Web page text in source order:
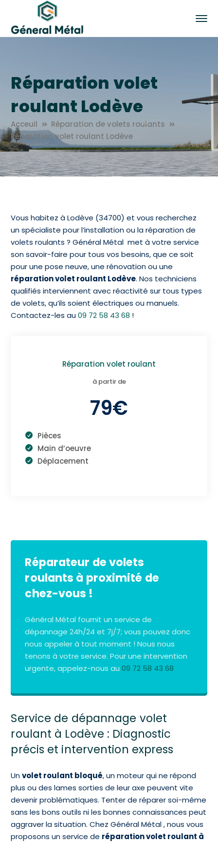
Réparation volet
roulant Lodève
Acceuil
Réparation de volets roulants
Réparation volet roulant Lodève
Vous habitez à Lodève (34700) et vous recherchez
un spécialiste pour l’installation ou la réparation de
volets roulants ? Général Métal met à votre service
son savoir-faire pour tous vos besoins, que ce soit
pour une pose neuve, une rénovation ou une
réparation volet roulant Lodève. Nos techniciens
qualifiés interviennent avec réactivité sur tous types
de volets, qu’ils soient électriques ou manuels.
Contactez-les au09 72 58 43 68 !
Réparation volet roulant
à partir de
79€
Pièces
Main d’oeuvre
Déplacement
Réparateur de volets
roulants à proximité de
chez-vous !
Général Métal fournit un service de
dépannage 24h/24 et 7j/7; vous pouvez donc
nous appeler à tout moment ! Nous nous
tenons à votre service. Pour une intervention
urgente, appelez-nous au09 72 58 43 68
Service de dépannage volet
roulant à Lodève : Diagnostic
précis et intervention express
Unvolet roulant bloqué, un moteur qui ne répond
plus ou des lames sorties de leur axe peuvent vite
devenir problématiques. Tenter de réparer soi-même
sans les bons outils ni les bonnes connaissances peut
aggraver la situation. Chez Général Métal , nous vous
proposons un service de réparation volet roulant à